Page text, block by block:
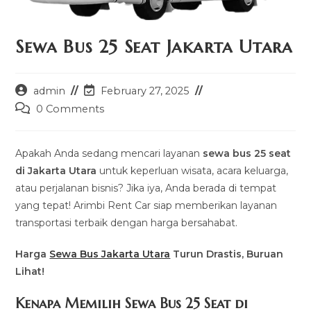
Sewa Bus 25 Seat Jakarta Utara
Post
author:
admin
Post
last
February 27, 2025
Post0 Comments
Apakah Anda sedang mencari layanan sewa bus 25 seat
di Jakarta Utara untuk keperluan wisata, acara keluarga,
atau perjalanan bisnis? Jika iya, Anda berada di tempat
yang tepat! Arimbi Rent Car siap memberikan layanan
transportasi terbaik dengan harga bersahabat.
Harga Sewa Bus Jakarta Utara Turun Drastis, Buruan
Lihat!
Kenapa Memilih Sewa Bus 25 Seat di